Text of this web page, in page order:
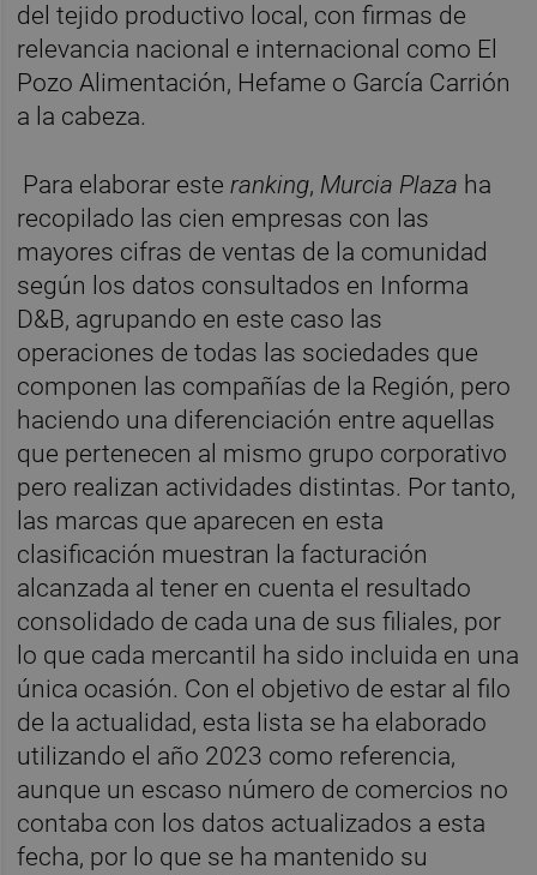
del tejido productivo local, con firmas de
relevancia nacional e internacional como El
Pozo Alimentación, Hefame o García Carrión
a la cabeza.
Para elaborar esteranking, Murcia Plaza ha
recopilado las cien empresas con las
mayores cifras de ventas de la comunidad
según los datos consultados en Informa
D&B, agrupando en este caso las
operaciones de todas las sociedades que
componen las compañías de la Región, pero
haciendo una diferenciación entre aquellas
que pertenecen al mismo grupo corporativo
pero realizan actividades distintas. Por tanto,
las marcas que aparecen en esta
clasificación muestran la facturación
alcanzada al tener en cuenta el resultado
consolidado de cada una de sus filiales, por
lo que cada mercantil ha sido incluida en una
única ocasión. Con el objetivo de estar al filo
de la actualidad, esta lista se ha elaborado
utilizando el año 2023 como referencia,
aunque un escaso número de comercios no
contaba con los datos actualizados a esta
fecha, por lo que se ha mantenido su